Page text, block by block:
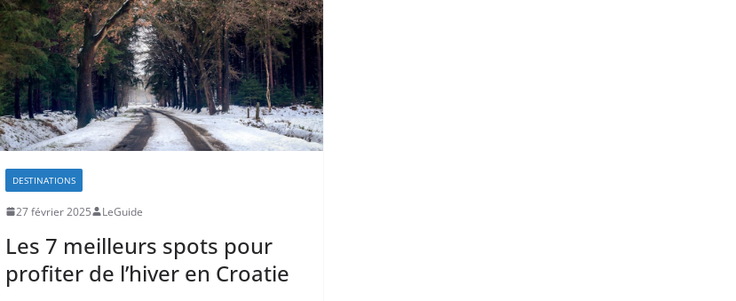
DESTINATIONS
27 février 2025 LeGuide
Les 7 meilleurs spots pour
profiter de l’hiver en Croatie